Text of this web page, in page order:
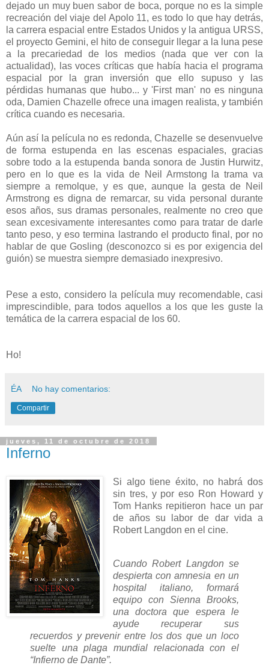
dejado un muy buen sabor de boca, porque no es la simple
recreación del viaje del Apolo 11, es todo lo que hay detrás,
la carrera espacial entre Estados Unidos y la antigua URSS,
el proyecto Gemini, el hito de conseguir llegar a la luna pese
a la precariedad de los medios (nada que ver con la
actualidad), las voces críticas que había hacia el programa
espacial por la gran inversión que ello supuso y las
pérdidas humanas que hubo... y 'First man' no es ninguna
oda, Damien Chazelle ofrece una imagen realista, y también
crítica cuando es necesaria.
Aún así la película no es redonda, Chazelle se desenvuelve
de forma estupenda en las escenas espaciales, gracias
sobre todo a la estupenda banda sonora de Justin Hurwitz,
pero en lo que es la vida de Neil Armstong la trama va
siempre a remolque, y es que, aunque la gesta de Neil
Armstrong es digna de remarcar, su vida personal durante
esos años, sus dramas personales, realmente no creo que
sean excesivamente interesantes como para tratar de darle
tanto peso, y eso termina lastrando el producto final, por no
hablar de que Gosling (desconozco si es por exigencia del
guión) se muestra siempre demasiado inexpresivo.
Pese a esto, considero la película muy recomendable, casi
imprescindible, para todos aquellos a los que les guste la
temática de la carrera espacial de los 60.
Ho!
ÉA No hay comentarios:
Compartir
jueves, 11 de octubre de 2018
Inferno
Si algo tiene éxito, no habrá dos
sin tres, y por eso Ron Howard y
Tom Hanks repitieron hace un par
de años su labor de dar vida a
Robert Langdon en el cine.
Cuando Robert Langdon se
despierta con amnesia en un
hospital italiano, formará
equipo con Sienna Brooks,
una doctora que espera le
ayude recuperar sus
recuerdos y prevenir entre los dos que un loco
suelte una plaga mundial relacionada con el
“Infierno de Dante”.